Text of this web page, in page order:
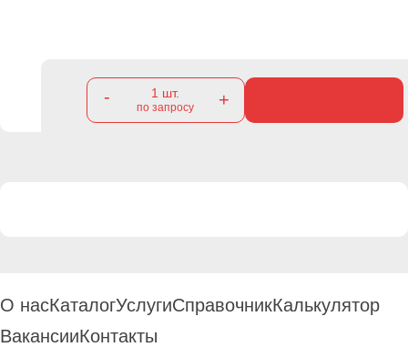
- 1 шт.
по запросу +
О насКаталогУслугиСправочникКалькулятор
ВакансииКонтакты